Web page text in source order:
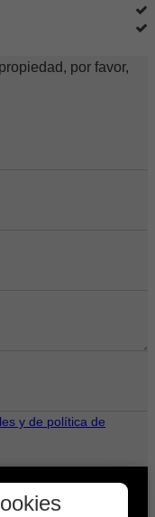
por favor,
y de política de